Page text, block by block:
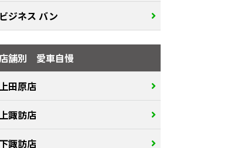
ビジネス バン
店舗別 愛車自慢
上田原店
上諏訪店
下諏訪店